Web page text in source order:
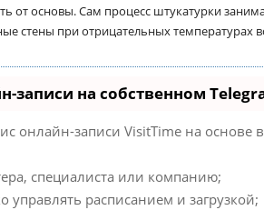
от основы. Сам процесс штукатурки
стены при отрицательных температурах
записи на собственном
онлайн-записи VisitTime на основе
специалиста или компанию;
управлять расписанием и загрузкой;